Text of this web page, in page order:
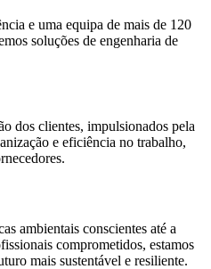
e uma equipa de mais de 120
soluções de engenharia de
dos clientes, impulsionados pela
e eficiência no trabalho,
ambientais conscientes até a
comprometidos, estamos
mais sustentável e resiliente.